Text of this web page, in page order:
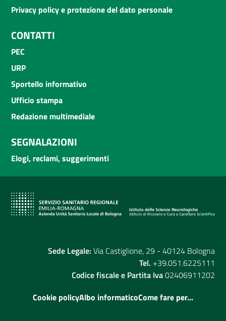
Privacy policy e protezione del dato personale
CONTATTI
PEC
URP
Sportello informativo
Ufficio stampa
Redazione multimediale
SEGNALAZIONI
Elogi, reclami, suggerimenti
Sede Legale: Via Castiglione, 29 - 40124 Bologna
Tel. +39.051.6225111
Codice fiscale e Partita Iva02406911202
Cookie policyAlbo informaticoCome fare per...